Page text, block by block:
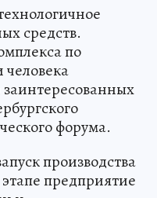
средств.
по
человека
форума.
производства
предприятие